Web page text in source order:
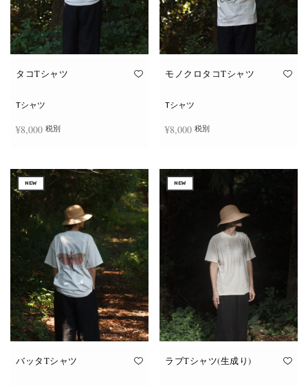
タコTシャツ
Tシャツ
¥8,000 税別
の
商
品
に
は
複
数
の
バ
リ
エ
ー
シ
ョ
ま
モノクロタコTシャツ
Tシャツ
¥8,000 税別
の
商
品
は
複
数
の
バ
エ
ョ
ま
オ
NEW
バッタTシャツ
NEW
ラブTシャツ(生成り)